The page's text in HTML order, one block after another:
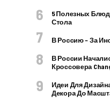
5 Полезных
Стола
В Россию – За
В России
Кроссовера
Идеи Для
Декора До